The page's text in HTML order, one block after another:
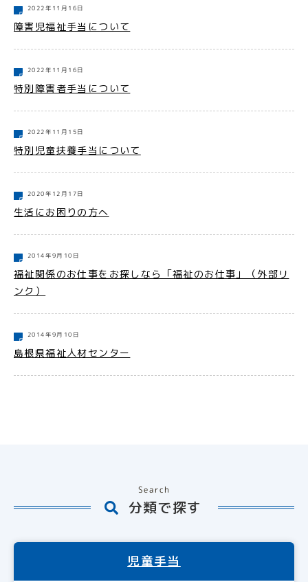
2022年11月16日
障害児福祉手当について
2022年11月16日
特別障害者手当について
2022年11月15日
特別児童扶養手当について
2020年12月17日
生活にお困りの方へ
2014年9月10日
福祉関係のお仕事をお探しなら「福祉のお仕事」（外部リ
ンク）
2014年9月10日
島根県福祉人材センター
Search
分類で探す
児童手当